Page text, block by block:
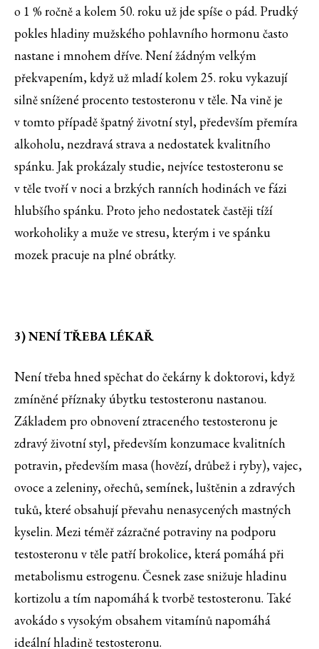
o 1 % ročně a kolem 50. roku už jde spíše o pád. Prudký
pokles hladiny mužského pohlavního hormonu často
nastane i mnohem dříve. Není žádným velkým
překvapením, když už mladí kolem 25. roku vykazují
silně snížené procento testosteronu v těle. Na vině je
v tomto případě špatný životní styl, především přemíra
alkoholu, nezdravá strava a nedostatek kvalitního
spánku. Jak prokázaly studie, nejvíce testosteronu se
v těle tvoří v noci a brzkých ranních hodinách ve fázi
hlubšího spánku. Proto jeho nedostatek častěji tíží
workoholiky a muže ve stresu, kterým i ve spánku
mozek pracuje na plné obrátky.
3) NENÍ TŘEBA LÉKAŘ
Není třeba hned spěchat do čekárny k doktorovi, když
zmíněné příznaky úbytku testosteronu nastanou.
Základem pro obnovení ztraceného testosteronu je
zdravý životní styl, především konzumace kvalitních
potravin, především masa (hovězí, drůbež i ryby), vajec,
ovoce a zeleniny, ořechů, semínek, luštěnin a zdravých
tuků, které obsahují převahu nenasycených mastných
kyselin. Mezi téměř zázračné potraviny na podporu
testosteronu v těle patří brokolice, která pomáhá při
metabolismu estrogenu. Česnek zase snižuje hladinu
kortizolu a tím napomáhá k tvorbě testosteronu. Také
avokádo s vysokým obsahem vitamínů napomáhá
ideální hladině testosteronu.